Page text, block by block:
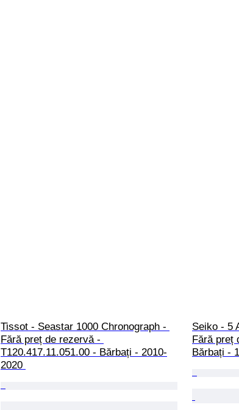
Tissot - Seastar 1000 Chronograph -
Fără preț de rezervă -
T120.417.11.051.00 - Bărbați - 2010-
2020
Seiko - 5
Fără preț
Bărbați -